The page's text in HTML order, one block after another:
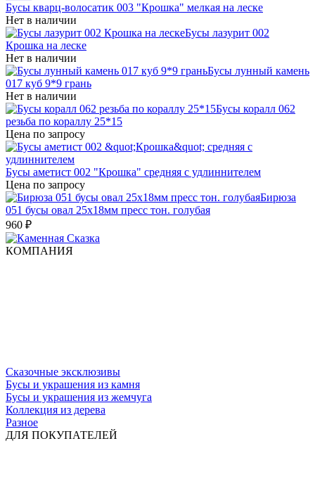
Бусы кварц-волосатик 003 "Крошка" мелкая на леске
Нет в наличии
Бусы лазурит 002
Крошка на леске
Нет в наличии
Бусы лунный камень
017 куб 9*9 грань
Нет в наличии
Бусы коралл 062
резьба по кораллу 25*15
Цена по запросу
Бусы аметист 002 "Крошка" средняя с удлиннителем
Цена по запросу
Бирюза
051 бусы овал 25х18мм пресс тон. голубая
960 ₽
КОМПАНИЯ
Сказочные эксклюзивы
Бусы и украшения из камня
Бусы и украшения из жемчуга
Коллекция из дерева
Разное
ДЛЯ ПОКУПАТЕЛЕЙ